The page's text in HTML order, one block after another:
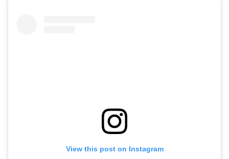
View this post on Instagram